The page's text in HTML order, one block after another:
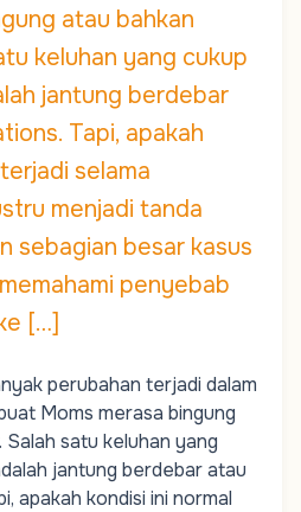
atau bahkan
keluhan yang cukup
jantung berdebar
Tapi, apakah
selama
menjadi tanda
sebagian besar kasus
penyebab
[…]
perubahan terjadi dalam
Moms merasa bingung
satu keluhan yang
jantung berdebar atau
apakah kondisi ini normal